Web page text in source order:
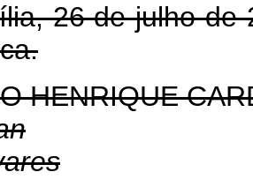
de julho de
HENRIQUE